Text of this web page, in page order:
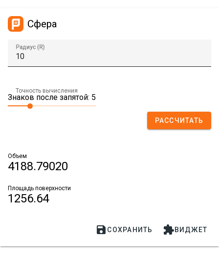
Сфера
Радиус (R)
Точность вычисления
Знаков после запятой: 5
РАССЧИТАТЬ
Объем
4188.79020
Площадь поверхности
1256.64
 СОХРАНИТЬ ВИДЖЕТ